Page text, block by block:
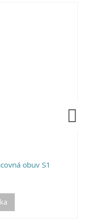
obuv S1